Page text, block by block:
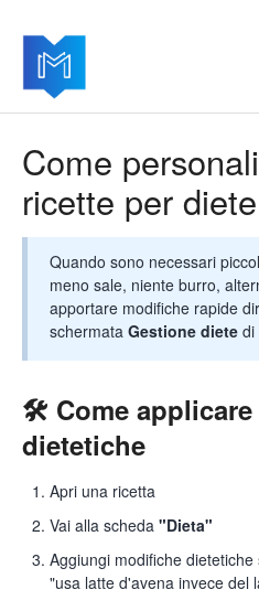
Per
Aggiungere
Come
ricette per
Quando sono necessari
meno sale, niente burro,
apportare modifiche rapide
schermata Gestione diete di
🛠️ Come
dietetiche
Apri una ricetta
Vai alla scheda "Dieta"
Aggiungi modifiche
"usa latte d'avena invece del